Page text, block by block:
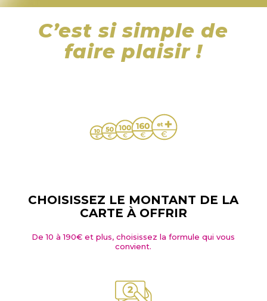
C’est si simple de
faire plaisir !
CHOISISSEZ LE MONTANT DE LA
CARTE À OFFRIR
De 10 à 190€ et plus, choisissez la formule qui vous
convient.